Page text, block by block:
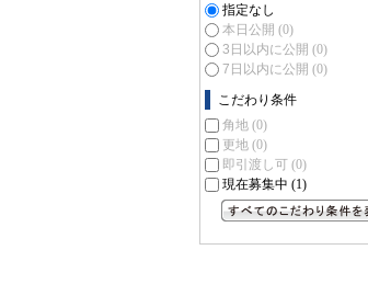
指定なし
本日公開 (0)
3日以内に公開 (0)
7日以内に公開 (0)
こだわり条件
角地 (0)
更地 (0)
即引渡し可 (0)
現在募集中 (1)